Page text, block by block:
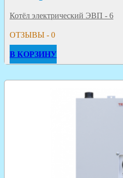
Котёл электрический ЭВП - 6
ОТЗЫВЫ - 0
В КОРЗИНУ